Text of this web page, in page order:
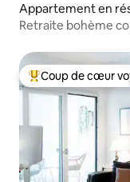
Appartement en
Retraite bohème
Coups de cœur
Coup de cœur